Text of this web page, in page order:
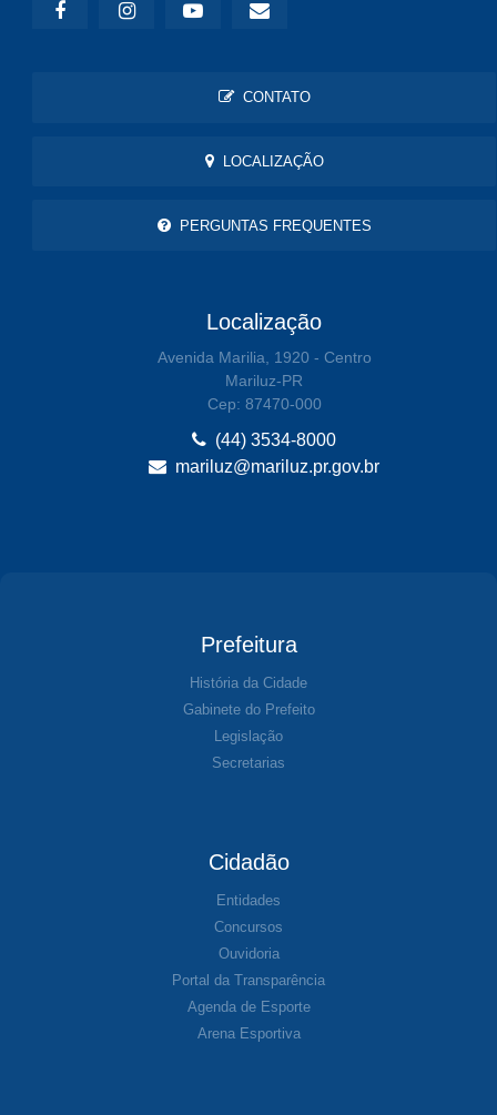
CONTATO
LOCALIZAÇÃO
PERGUNTAS FREQUENTES
Localização
Avenida Marilia, 1920 - Centro
Mariluz-PR
Cep: 87470-000
(44) 3534-8000
mariluz@mariluz.pr.gov.br
Prefeitura
História da Cidade
Gabinete do Prefeito
Legislação
Secretarias
Cidadão
Entidades
Concursos
Ouvidoria
Portal da Transparência
Agenda de Esporte
Arena Esportiva